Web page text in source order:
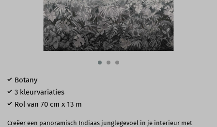
Botany
3 kleurvariaties
Rol van 70 cm x 13 m
Creëer een panoramisch Indiaas junglegevoel in je interieur met